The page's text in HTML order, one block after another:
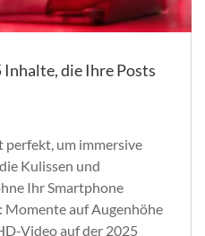
die Ihre Posts
perfekt, um immersive
Kulissen und
Ihr Smartphone
Momente auf Augenhöhe
Video auf der 2025